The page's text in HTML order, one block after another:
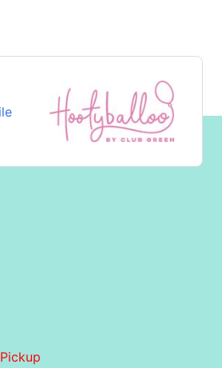
Pickup